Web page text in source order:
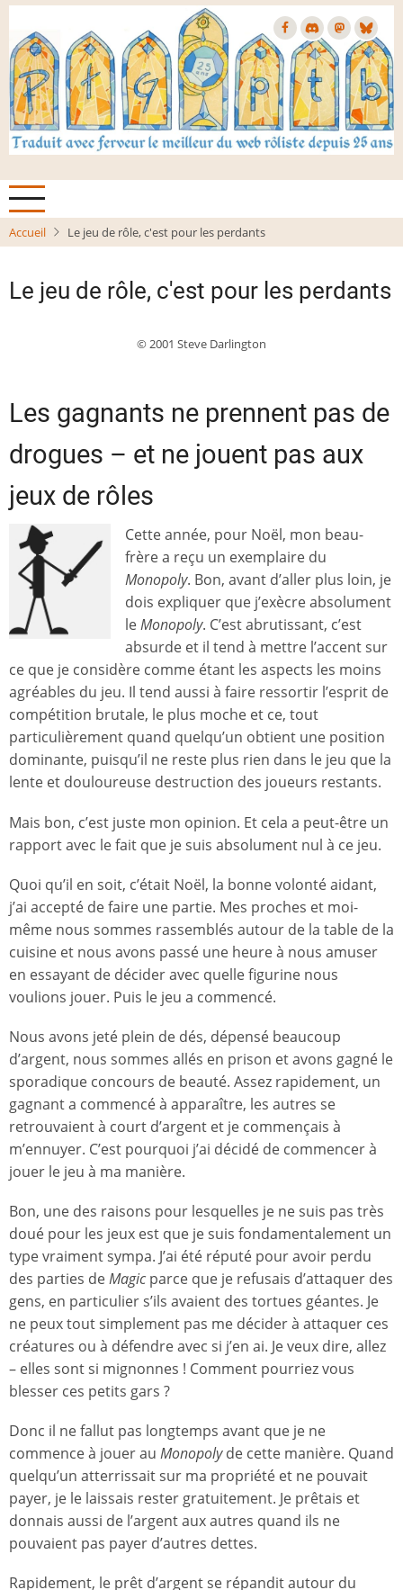
Aller
contenu
principal
Accueil Le jeu de rôle, c'est pour les perdants
Le jeu de rôle, c'est pour les perdants
© 2001 Steve Darlington
Les gagnants ne prennent pas de
drogues – et ne jouent pas aux
jeux de rôles
Cette année, pour Noël, mon beau-
frère a reçu un exemplaire du
Monopoly. Bon, avant d’aller plus loin, je
dois expliquer que j’exècre absolument
leMonopoly. C’est abrutissant, c’est
absurde et il tend à mettre l’accent sur
ce que je considère comme étant les aspects les moins
agréables du jeu. Il tend aussi à faire ressortir l’esprit de
compétition brutale, le plus moche et ce, tout
particulièrement quand quelqu’un obtient une position
dominante, puisqu’il ne reste plus rien dans le jeu que la
lente et douloureuse destruction des joueurs restants.
Mais bon, c’est juste mon opinion. Et cela a peut-être un
rapport avec le fait que je suis absolument nul à ce jeu.
Quoi qu’il en soit, c’était Noël, la bonne volonté aidant,
j’ai accepté de faire une partie. Mes proches et moi-
même nous sommes rassemblés autour de la table de la
cuisine et nous avons passé une heure à nous amuser
en essayant de décider avec quelle figurine nous
voulions jouer. Puis le jeu a commencé.
Nous avons jeté plein de dés, dépensé beaucoup
d’argent, nous sommes allés en prison et avons gagné le
sporadique concours de beauté. Assez rapidement, un
gagnant a commencé à apparaître, les autres se
retrouvaient à court d’argent et je commençais à
m’ennuyer. C’est pourquoi j’ai décidé de commencer à
jouer le jeu à ma manière.
Bon, une des raisons pour lesquelles je ne suis pas très
doué pour les jeux est que je suis fondamentalement un
type vraiment sympa. J’ai été réputé pour avoir perdu
des parties deMagicparce que je refusais d’attaquer des
gens, en particulier s’ils avaient des tortues géantes. Je
ne peux tout simplement pas me décider à attaquer ces
créatures ou à défendre avec si j’en ai. Je veux dire, allez
– elles sont si mignonnes ! Comment pourriez vous
blesser ces petits gars ?
Donc il ne fallut pas longtemps avant que je ne
commence à jouer au Monopolyde cette manière. Quand
quelqu’un atterrissait sur ma propriété et ne pouvait
payer, je le laissais rester gratuitement. Je prêtais et
donnais aussi de l’argent aux autres quand ils ne
pouvaient pas payer d’autres dettes.
Rapidement, le prêt d’argent se répandit autour du